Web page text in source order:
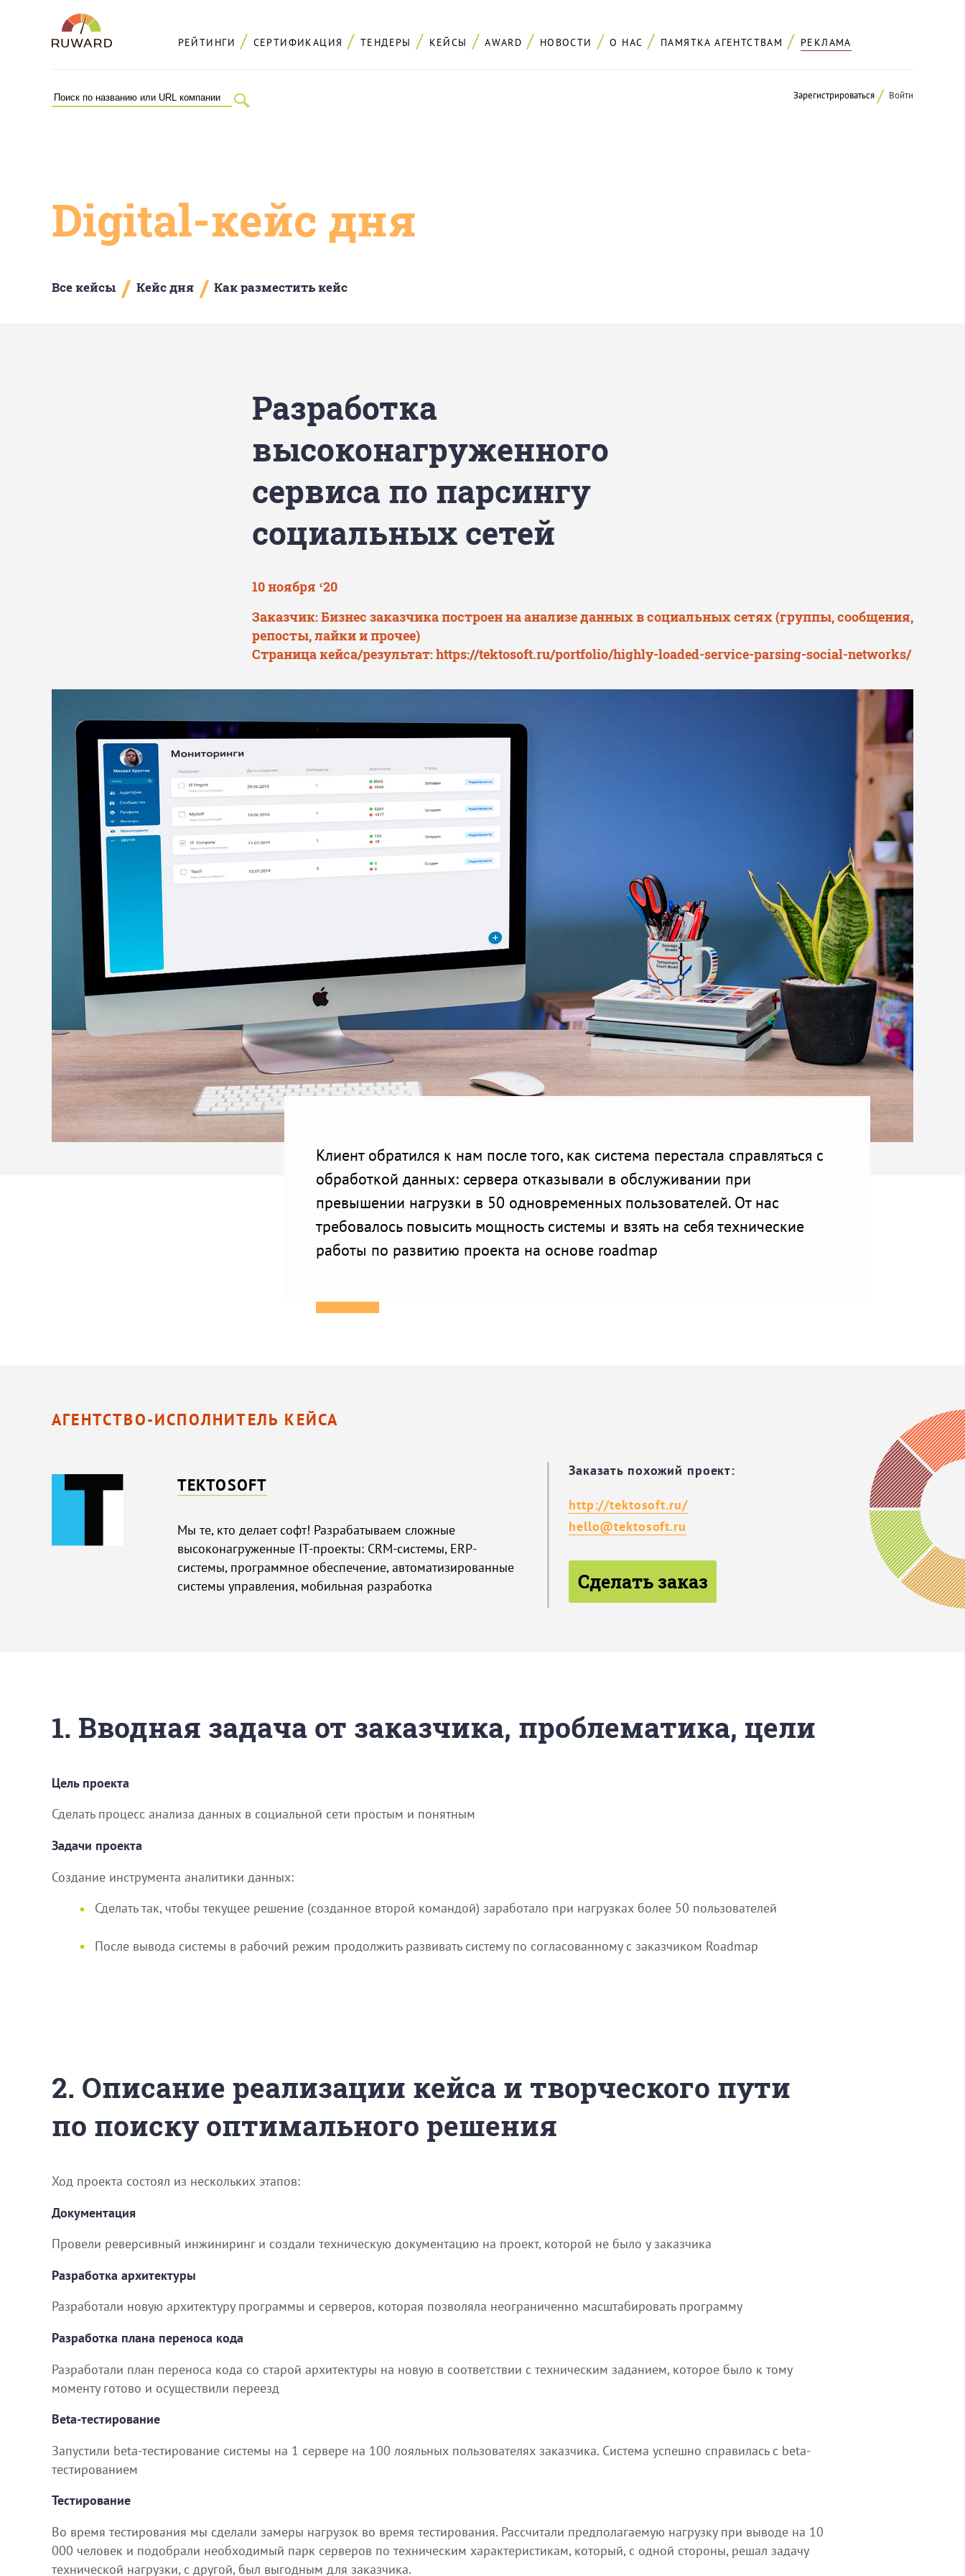
РЕЙТИНГИ СЕРТИФИКАЦИЯ ТЕНДЕРЫ КЕЙСЫ AWARD НОВОСТИ О НАС ПАМЯТКА АГЕНТСТВАМ РЕКЛАМА
Зарегистрироваться Войти
Digital-кейс дня
Все кейсы / Кейс дня / Как разместить кейс
Разработка
высоконагруженного
сервиса по парсингу
социальных сетей
10 ноября ‘20
Заказчик: Бизнес заказчика построен на анализе данных в социальных сетях (группы, сообщения,
репосты, лайки и прочее)
Страница кейса/результат:https://tektosoft.ru/portfolio/highly-loaded-service-parsing-social-networks/
Клиент обратился к нам после того, как система перестала справляться с
обработкой данных: сервера отказывали в обслуживании при
превышении нагрузки в 50 одновременных пользователей. От нас
требовалось повысить мощность системы и взять на себя технические
работы по развитию проекта на основе roadmap
АГЕНТСТВО-ИСПОЛНИТЕЛЬ КЕЙСА
TEKTOSOFT
Мы те, кто делает софт! Разрабатываем сложные
высоконагруженные IT-проекты: CRM-системы, ERP-
системы, программное обеспечение, автоматизированные
системы управления, мобильная разработка
Заказать похожий проект:
http://tektosoft.ru/
hello@tektosoft.ru
Сделать заказ
1. Вводная задача от заказчика, проблематика, цели
Цель проекта
Сделать процесс анализа данных в социальной сети простым и понятным
Задачи проекта
Создание инструмента аналитики данных:
Сделать так, чтобы текущее решение (созданное второй командой) заработало при нагрузках более 50 пользователей
После вывода системы в рабочий режим продолжить развивать систему по согласованному с заказчиком Roadmap
2. Описание реализации кейса и творческого пути
по поиску оптимального решения
Ход проекта состоял из нескольких этапов:
Документация
Провели реверсивный инжиниринг и создали техническую документацию на проект, которой не было у заказчика
Разработка архитектуры
Разработали новую архитектуру программы и серверов, которая позволяла неограниченно масштабировать программу
Разработка плана переноса кода
Разработали план переноса кода со старой архитектуры на новую в соответствии с техническим заданием, которое было к тому
моменту готово и осуществили переезд
Beta-тестирование
Запустили beta-тестирование системы на 1 сервере на 100 лояльных пользователях заказчика. Система успешно справилась с beta-
тестированием
Тестирование
Во время тестирования мы сделали замеры нагрузок во время тестирования. Рассчитали предполагаемую нагрузку при выводе на 10
000 человек и подобрали необходимый парк серверов по техническим характеристикам, который, с одной стороны, решал задачу
технической нагрузки, с другой, был выгодным для заказчика.